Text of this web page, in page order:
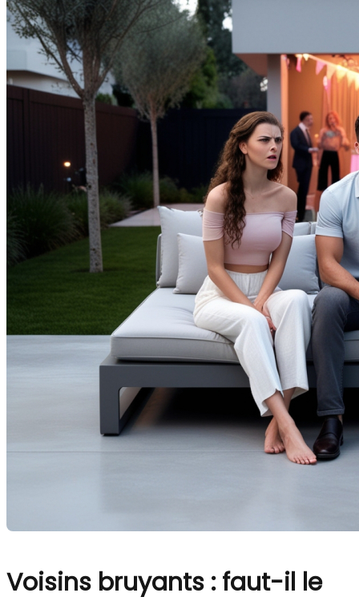
Voisins bruyants : faut-il le